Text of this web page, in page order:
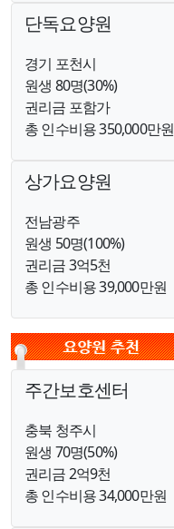
단독요양원
경기 포천시
원생 80명(30%)
권리금 포함가
총 인수비용 350,000만원
상가요양원
전남광주
원생 50명(100%)
권리금 3억5천
총 인수비용 39,000만원
주간보호센터
충북 청주시
원생 70명(50%)
권리금 2억9천
총 인수비용 34,000만원